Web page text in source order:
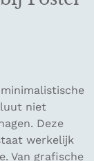
niet
Deze
werkelijk
Van grafische